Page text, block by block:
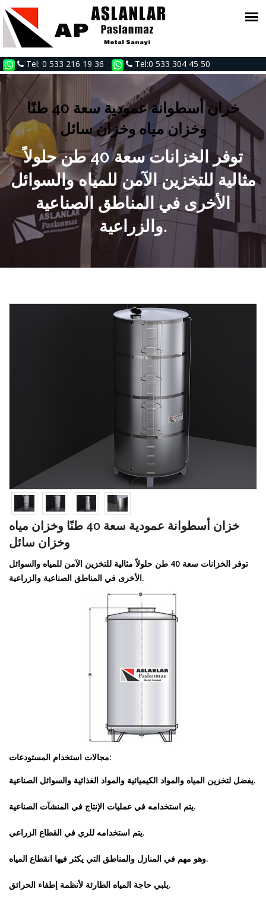
Tel: 0 533 216 19 36 Tel:0 533 304 45 50
خزان أسطوانة عمودية سعة 40 طنًا
وخزان مياه وخزان سائل
توفر الخزانات سعة 40 طن حلولاً
مثالية للتخزين الآمن للمياه والسوائل
الأخرى في المناطق الصناعية
والزراعية.
خزان أسطوانة عمودية سعة 40 طنًا وخزان مياه
وخزان سائل
توفر الخزانات سعة 40 طن حلولاً مثالية للتخزين الآمن للمياه والسوائل
الأخرى في المناطق الصناعية والزراعية.
مجالات استخدام المستودعات:
يفضل لتخزين المياه والمواد الكيميائية والمواد الغذائية والسوائل الصناعية.
يتم استخدامه في عمليات الإنتاج في المنشآت الصناعية.
يتم استخدامه للري في القطاع الزراعي.
وهو مهم في المنازل والمناطق التي يكثر فيها انقطاع المياه.
يلبي حاجة المياه الطارئة لأنظمة إطفاء الحرائق.